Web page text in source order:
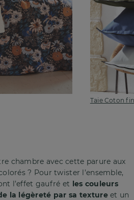
Taie Coton
chambre avec cette parure aux
? Pour twister l’ensemble,
l’effet gaufré et les couleurs
la légèreté par sa textureet un